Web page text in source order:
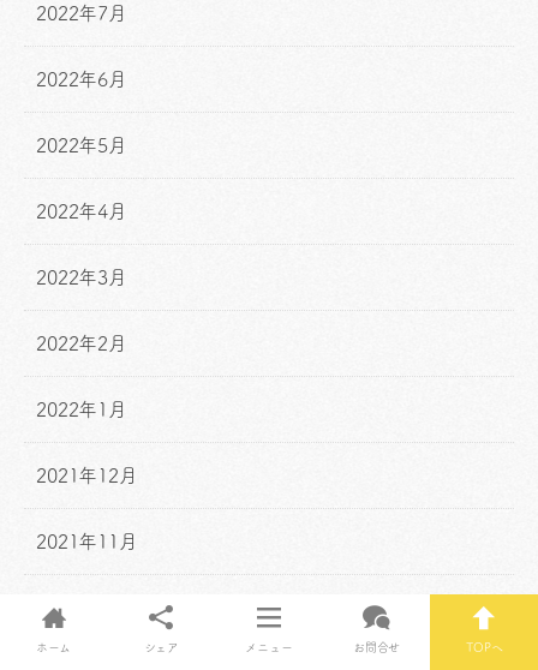
2022年7月
2022年6月
2022年5月
2022年4月
2022年3月
2022年2月
2022年1月
2021年12月
2021年11月
2021年10月
ホーム シェア メニュー お問合せ TOPへ